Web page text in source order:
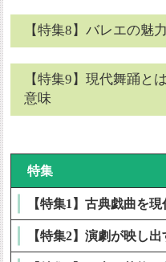
【特集8】バレエの魅
【特集9】現代舞踊と
意味
特集
【特集1】古典戯曲を
【特集2】演劇が映し